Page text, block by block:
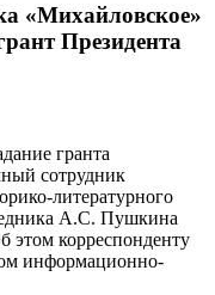
«Михайловское»
Президента
гранта
сотрудник
литературного
А.С. Пушкина
этом корреспонденту
информационно-